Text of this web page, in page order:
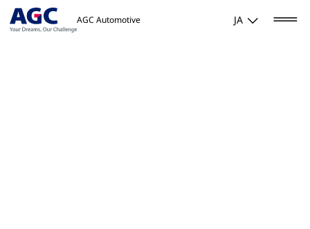
AGC Automotive JA